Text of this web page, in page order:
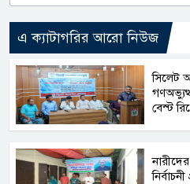
এ ক্যাটাগরির আরো নিউজ
সিলেট
বেস্ট